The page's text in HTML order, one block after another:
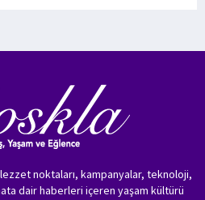
noktaları, kampanyalar, teknoloji,
dair haberleri içeren yaşam kültürü